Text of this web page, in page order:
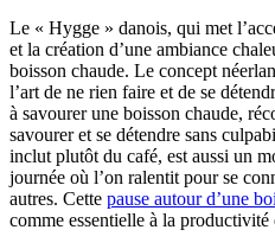
Le « Hygge » danois, qui met
et la création d’une ambiance
boisson chaude. Le concept
l’art de ne rien faire et de se
à savourer une boisson chaude,
savourer et se détendre sans
inclut plutôt du café, est aussi un
journée où l’on ralentit pour se
autres. Cette pause autour d’une
comme essentielle à la productivité